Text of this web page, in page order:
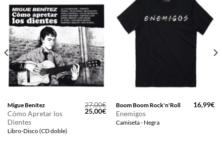
Migue Benítez
Cómo Apretar los
Dientes
Libro-Disco (CD doble)
27,00€
El
precio
25,00€El
precio
actual
Boom Boom Rock'n'Roll
Enemigos
Camiseta - Negra
16,99€